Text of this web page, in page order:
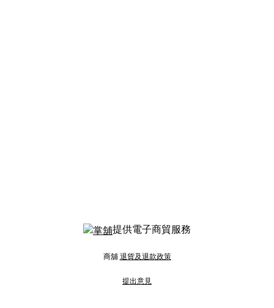
提供電子商貿服務
商舖 退貨及退款政策
提出意見